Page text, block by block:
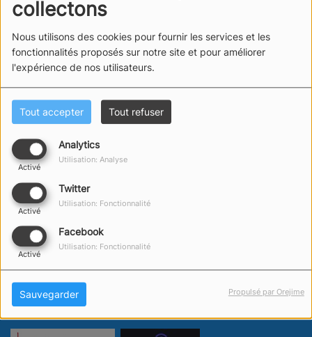
collectons
Nous utilisons des cookies pour fournir les services et les
fonctionnalités proposés sur notre site et pour améliorer
l'expérience de nos utilisateurs.
Tout accepter Tout refuser
Analytics
Activé
Utilisation: Analyse
Twitter
Activé
Utilisation: Fonctionnalité
Facebook
Activé
Utilisation: Fonctionnalité
Sauvegarder Propulsé par Orejime
C'est notre cadeau de Noël aux auditeurs de Radio
Sables !